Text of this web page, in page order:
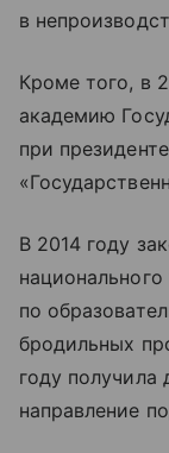
в
Кроме того, в
академию
при
В 2014 году
по
бродильных
году
направление